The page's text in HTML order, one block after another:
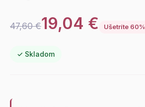
47,60 €19,04 € Ušetríte 60%
✓ Skladom